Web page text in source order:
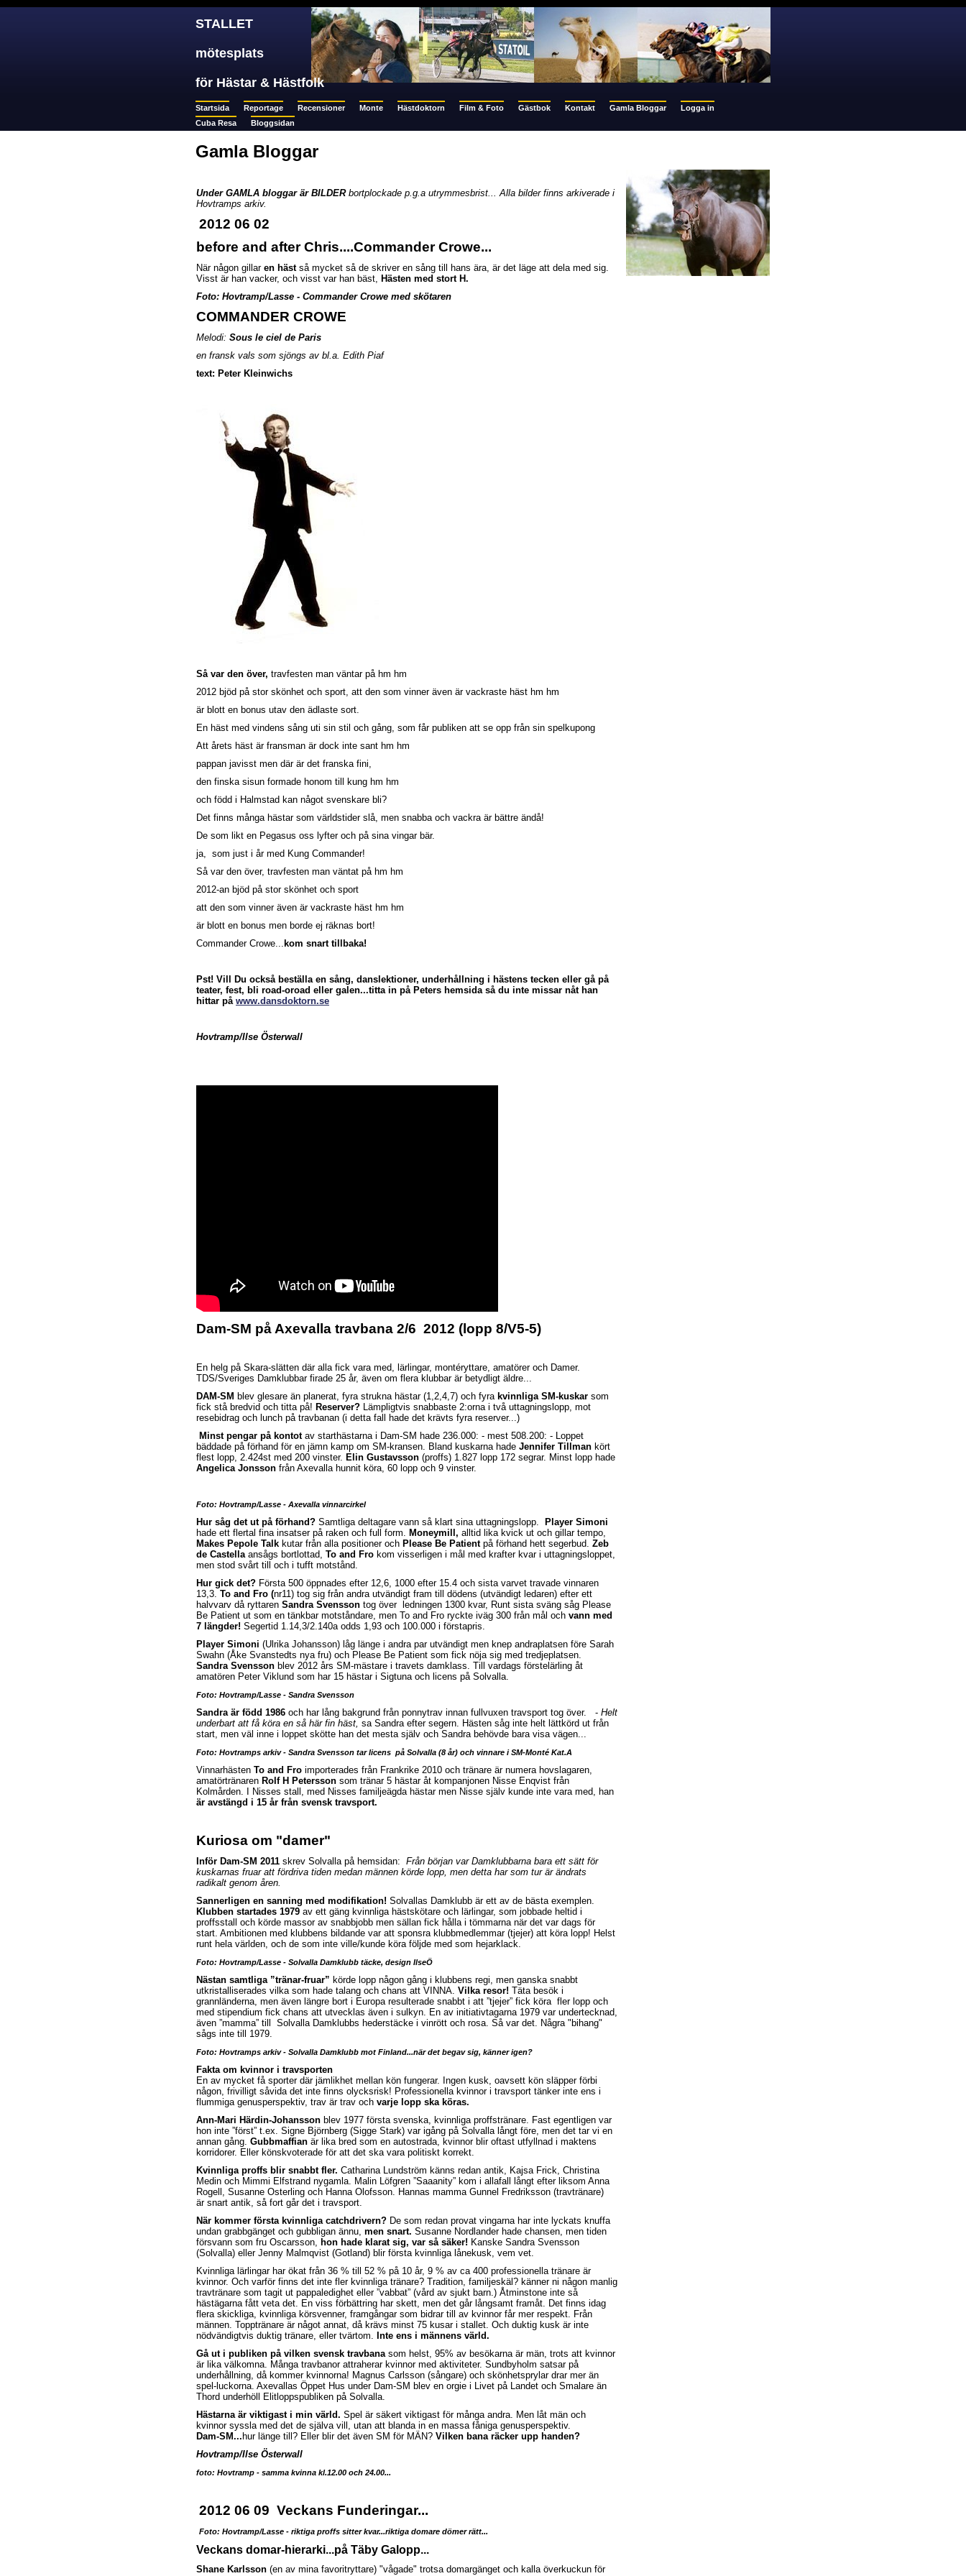
STALLET
mötesplats
för Hästar & Hästfolk
Startsida Reportage Recensioner Monte Hästdoktorn Film & Foto Gästbok Kontakt Gamla Bloggar
Logga in
Cuba Resa
Bloggsidan
Gamla Bloggar
Under GAMLA bloggar är BILDERbortplockade p.g.a utrymmesbrist... Alla bilder finns arkiverade i
Hovtramps arkiv.
2012 06 02
before and after Chris....Commander Crowe...
När någon gillar en hästså mycket så de skriver en sång till hans ära, är det läge att dela med sig.
Visst är han vacker, och visst var han bäst, Hästen med stort H.
Foto: Hovtramp/Lasse - Commander Crowe med skötaren
COMMANDER CROWE
Melodi: Sous le ciel de Paris
en fransk vals som sjöngs av bl.a. Edith Piaf
text: Peter Kleinwichs
Så var den över, travfesten man väntar på hm hm
2012 bjöd på stor skönhet och sport, att den som vinner även är vackraste häst hm hm
är blott en bonus utav den ädlaste sort.
En häst med vindens sång uti sin stil och gång, som får publiken att se opp från sin spelkupong
Att årets häst är fransman är dock inte sant hm hm
pappan javisst men där är det franska fini,
den finska sisun formade honom till kung hm hm
och född i Halmstad kan något svenskare bli?
Det finns många hästar som världstider slå, men snabba och vackra är bättre ändå!
De som likt en Pegasus oss lyfter och på sina vingar bär.
ja, som just i år med Kung Commander!
Så var den över, travfesten man väntat på hm hm
2012-an bjöd på stor skönhet och sport
att den som vinner även är vackraste häst hm hm
är blott en bonus men borde ej räknas bort!
Commander Crowe... kom snart tillbaka!
Pst! Vill Du också beställa en sång, danslektioner, underhållning i hästens tecken eller gå på
teater, fest, bli road-oroad eller galen...titta in på Peters hemsida så du inte missar nåt han
hittar på www.dansdoktorn.se
Hovtramp/Ilse Österwall
Dam-SM på Axevalla travbana 2/6 2012 (lopp 8/V5-5)
En helg på Skara-slätten där alla fick vara med, lärlingar, montéryttare, amatörer och Damer.
TDS/Sveriges Damklubbar firade 25 år, även om flera klubbar är betydligt äldre...
DAM-SM blev glesare än planerat, fyra strukna hästar (1,2,4,7) och fyra kvinnliga SM-kuskar som
fick stå bredvid och titta på! Reserver? Lämpligtvis snabbaste 2:orna i två uttagningslopp, mot
resebidrag och lunch på travbanan (i detta fall hade det krävts fyra reserver...)
Minst pengar på kontotav starthästarna i Dam-SM hade 236.000: - mest 508.200: - Loppet
bäddade på förhand för en jämn kamp om SM-kransen. Bland kuskarna hade Jennifer Tillman kört
flest lopp, 2.424st med 200 vinster. Elin Gustavsson (proffs) 1.827 lopp 172 segrar. Minst lopp hade
Angelica Jonsson från Axevalla hunnit köra, 60 lopp och 9 vinster.
Foto: Hovtramp/Lasse - Axevalla vinnarcirkel
Hur såg det ut på förhand? Samtliga deltagare vann så klart sina uttagningslopp.
Player Simoni
hade ett flertal fina insatser på raken och full form. Moneymill, alltid lika kvick ut och gillar tempo,
Makes Pepole Talk kutar från alla positioner och Please Be Patientpå förhand hett segerbud. Zeb
de Castellaansågs bortlottad, To and Fro kom visserligen i mål med krafter kvar i uttagningsloppet,
men stod svårt till och i tufft motstånd.
Hur gick det? Första 500 öppnades efter 12,6, 1000 efter 15.4 och sista varvet travade vinnaren
13,3. To and Fro (nr11) tog sig från andra utvändigt fram till dödens (utvändigt ledaren) efter ett
halvvarv då ryttaren Sandra Svensson tog över ledningen 1300 kvar, Runt sista sväng såg Please
Be Patient ut som en tänkbar motståndare, men To and Fro ryckte iväg 300 från mål och vann med
7 längder! Segertid 1.14,3/2.140a odds 1,93 och 100.000 i förstapris.
Player Simoni (Ulrika Johansson) låg länge i andra par utvändigt men knep andraplatsen före Sarah
Swahn (Åke Svanstedts nya fru) och Please Be Patient som fick nöja sig med tredjeplatsen.
Sandra Svensson blev 2012 års SM-mästare i travets damklass. Till vardags förstelärling åt
amatören Peter Viklund som har 15 hästar i Sigtuna och licens på Solvalla.
Foto: Hovtramp/Lasse - Sandra Svensson
Sandra är född 1986 och har lång bakgrund från ponnytrav innan fullvuxen travsport tog över. - Helt
underbart att få köra en så här fin häst, sa Sandra efter segern. Hästen såg inte helt lättkörd ut från
start, men väl inne i loppet skötte han det mesta själv och Sandra behövde bara visa vägen...
Foto: Hovtramps arkiv - Sandra Svensson tar licens på Solvalla (8 år) och vinnare i SM-Monté Kat.A
Vinnarhästen To and Fro importerades från Frankrike 2010 och tränare är numera hovslagaren,
amatörtränaren Rolf H Petersson som tränar 5 hästar åt kompanjonen Nisse Enqvist från
Kolmården. I Nisses stall, med Nisses familjeägda hästar men Nisse själv kunde inte vara med, han
är avstängd i 15 år från svensk travsport.
Kuriosa om "damer"
Inför Dam-SM 2011 skrev Solvalla på hemsidan: Från början var Damklubbarna bara ett sätt för
kuskarnas fruar att fördriva tiden medan männen körde lopp, men detta har som tur är ändrats
radikalt genom åren.
Sannerligen en sanning med modifikation! Solvallas Damklubb är ett av de bästa exemplen.
Klubben startades 1979 av ett gäng kvinnliga hästskötare och lärlingar, som jobbade heltid i
proffsstall och körde massor av snabbjobb men sällan fick hålla i tömmarna när det var dags för
start. Ambitionen med klubbens bildande var att sponsra klubbmedlemmar (tjejer) att köra lopp! Helst
runt hela världen, och de som inte ville/kunde köra följde med som hejarklack.
Foto: Hovtramp/Lasse - Solvalla Damklubb täcke, design IlseÖ
Nästan samtliga ”tränar-fruar” körde lopp någon gång i klubbens regi, men ganska snabbt
utkristalliserades vilka som hade talang och chans att VINNA. Vilka resor! Täta besök i
grannländerna, men även längre bort i Europa resulterade snabbt i att ”tjejer” fick köra fler lopp och
med stipendium fick chans att utvecklas även i sulkyn. En av initiativtagarna 1979 var undertecknad,
även ”mamma” till Solvalla Damklubbs hederstäcke i vinrött och rosa. Så var det. Några "bihang"
sågs inte till 1979.
Foto: Hovtramps arkiv - Solvalla Damklubb mot Finland...när det begav sig, känner igen?
Fakta om kvinnor i travsporten
En av mycket få sporter där jämlikhet mellan kön fungerar. Ingen kusk, oavsett kön släpper förbi
någon, frivilligt såvida det inte finns olycksrisk! Professionella kvinnor i travsport tänker inte ens i
flummiga genusperspektiv, trav är trav och varje lopp ska köras.
Ann-Mari Härdin-Johansson blev 1977 första svenska, kvinnliga proffstränare. Fast egentligen var
hon inte ”först” t.ex. Signe Björnberg (Sigge Stark) var igång på Solvalla långt före, men det tar vi en
annan gång. Gubbmaffian är lika bred som en autostrada, kvinnor blir oftast utfyllnad i maktens
korridorer. Eller könskvoterade för att det ska vara politiskt korrekt.
Kvinnliga proffs blir snabbt fler. Catharina Lundström känns redan antik, Kajsa Frick, Christina
Medin och Mimmi Elfstrand nygamla. Malin Löfgren ”Saaanity” kom i allafall långt efter liksom Anna
Rogell, Susanne Osterling och Hanna Olofsson. Hannas mamma Gunnel Fredriksson (travtränare)
är snart antik, så fort går det i travsport.
När kommer första kvinnliga catchdrivern? De som redan provat vingarna har inte lyckats knuffa
undan grabbgänget och gubbligan ännu, men snart. Susanne Nordlander hade chansen, men tiden
försvann som fru Oscarsson, hon hade klarat sig, var så säker! Kanske Sandra Svensson
(Solvalla) eller Jenny Malmqvist (Gotland) blir första kvinnliga lånekusk, vem vet.
Kvinnliga lärlingar har ökat från 36 % till 52 % på 10 år, 9 % av ca 400 professionella tränare är
kvinnor. Och varför finns det inte fler kvinnliga tränare? Tradition, familjeskäl? känner ni någon manlig
travtränare som tagit ut pappaledighet eller ”vabbat” (vård av sjukt barn.) Åtminstone inte så
hästägarna fått veta det. En viss förbättring har skett, men det går långsamt framåt. Det finns idag
flera skickliga, kvinnliga körsvenner, framgångar som bidrar till av kvinnor får mer respekt. Från
männen. Topptränare är något annat, då krävs minst 75 kusar i stallet. Och duktig kusk är inte
nödvändigtvis duktig tränare, eller tvärtom. Inte ens i männens värld.
Gå ut i publiken på vilken svensk travbanasom helst, 95% av besökarna är män, trots att kvinnor
är lika välkomna. Många travbanor attraherar kvinnor med aktiviteter. Sundbyholm satsar på
underhållning, då kommer kvinnorna! Magnus Carlsson (sångare) och skönhetsprylar drar mer än
spel-luckorna. Axevallas Öppet Hus under Dam-SM blev en orgie i Livet på Landet och Smalare än
Thord underhöll Elitloppspubliken på Solvalla.
Hästarna är viktigast i min värld. Spel är säkert viktigast för många andra. Men låt män och
kvinnor syssla med det de själva vill, utan att blanda in en massa fåniga genusperspektiv.
Dam-SM... hur länge till? Eller blir det även SM för MÄN? Vilken bana räcker upp handen?
Hovtramp/Ilse Österwall
foto: Hovtramp - samma kvinna kl.12.00 och 24.00...
2012 06 09 Veckans Funderingar...
Foto: Hovtramp/Lasse - riktiga proffs sitter kvar...riktiga domare dömer rätt...
Veckans domar-hierarki...på Täby Galopp...
Shane Karlsson (en av mina favoritryttare) "vågade" trotsa domargänget och kalla överkuckun för